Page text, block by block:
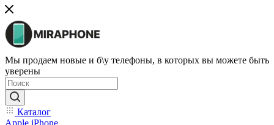
Мы продаем новые и б\у телефоны, в которых вы можете быть
уверены
Каталог
Apple iPhone